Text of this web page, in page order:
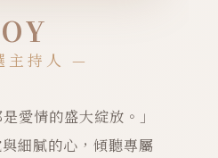
主持人 —
愛情的盛大綻放。」
細膩的心，傾聽專屬